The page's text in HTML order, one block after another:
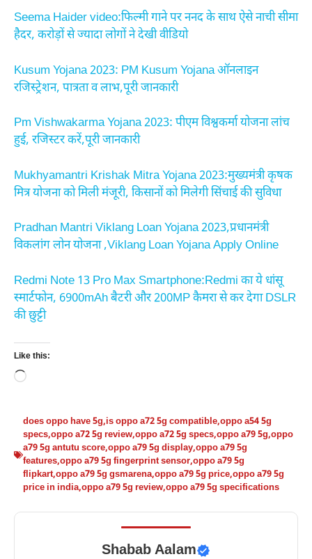
Seema Haider video:फिल्मी गाने पर ननद के साथ ऐसे नाची सीमा
हैदर, करोड़ों से ज्यादा लोगों ने देखी वीडियो
Kusum Yojana 2023: PM Kusum Yojana ऑनलाइन
रजिस्ट्रेशन, पात्रता व लाभ,पूरी जानकारी
Pm Vishwakarma Yojana 2023: पीएम विश्वकर्मा योजना लांच
हुई, रजिस्टर करें,पूरी जानकारी
Mukhyamantri Krishak Mitra Yojana 2023:मुख्यमंत्री कृषक
मित्र योजना को मिली मंजूरी, किसानों को मिलेगी सिंचाई की सुविधा
Pradhan Mantri Viklang Loan Yojana 2023,प्रधानमंत्री
विकलांग लोन योजना ,Viklang Loan Yojana Apply Online
Redmi Note 13 Pro Max Smartphone:Redmi का ये धांसू
स्मार्टफोन, 6900mAh बैटरी और 200MP कैमरा से कर देगा DSLR
की छुट्टी
Like this:
Loading…
does oppo have 5g,is oppo a72 5g compatible,oppo a54 5g
specs,oppo a72 5g review,oppo a72 5g specs,oppo a79 5g,oppo
a79 5g antutu score,oppo a79 5g display,oppo a79 5g
features,oppo a79 5g fingerprint sensor,oppo a79 5g
flipkart,oppo a79 5g gsmarena,oppo a79 5g price,oppo a79 5g
price in india,oppo a79 5g review,oppo a79 5g specifications
Shabab Aalam